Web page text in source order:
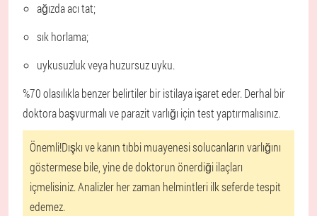
ağızda acı tat;
sık horlama;
uykusuzluk veya huzursuz uyku.
%70 olasılıkla benzer belirtiler bir istilaya işaret eder. Derhal bir
doktora başvurmalı ve parazit varlığı için test yaptırmalısınız.
Önemli!Dışkı ve kanın tıbbi muayenesi solucanların varlığını
göstermese bile, yine de doktorun önerdiği ilaçları
içmelisiniz. Analizler her zaman helmintleri ilk seferde tespit
edemez.